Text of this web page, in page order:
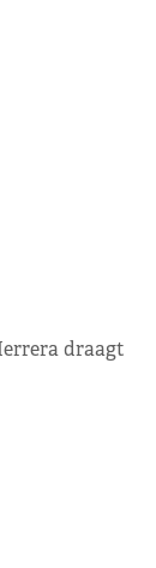
draagt